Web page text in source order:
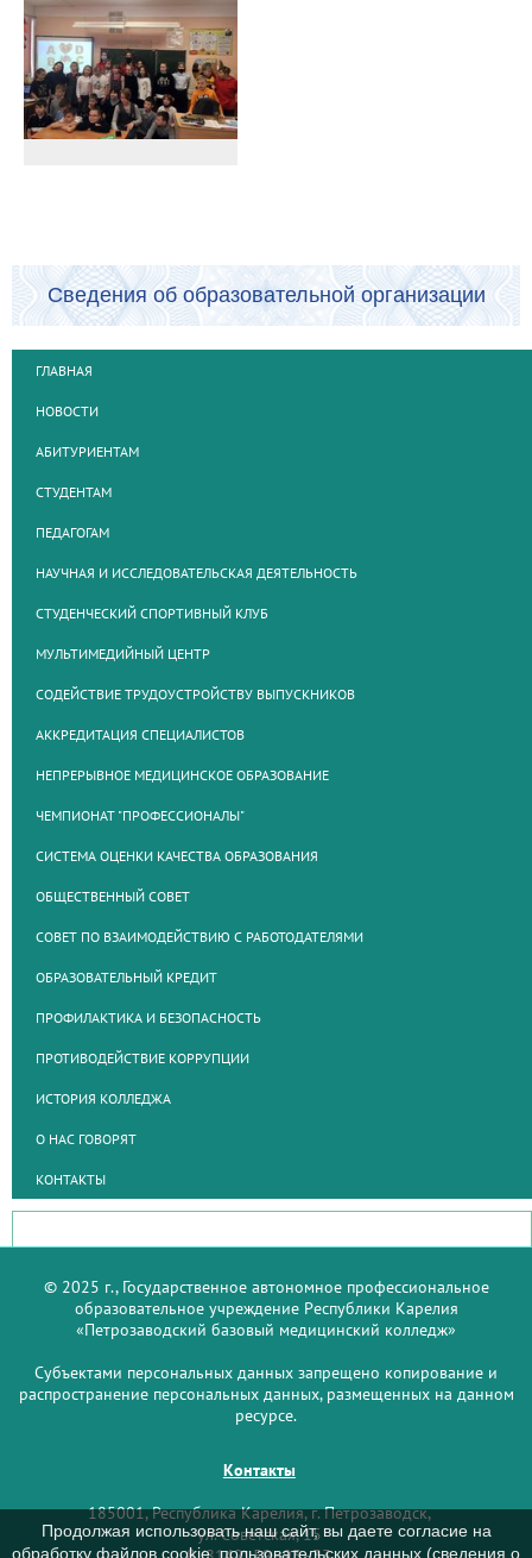
Сведения об образовательной организации
ГЛАВНАЯ
НОВОСТИ
АБИТУРИЕНТАМ
СТУДЕНТАМ
ПЕДАГОГАМ
НАУЧНАЯ И ИССЛЕДОВАТЕЛЬСКАЯ ДЕЯТЕЛЬНОСТЬ
СТУДЕНЧЕСКИЙ СПОРТИВНЫЙ КЛУБ
МУЛЬТИМЕДИЙНЫЙ ЦЕНТР
СОДЕЙСТВИЕ ТРУДОУСТРОЙСТВУ ВЫПУСКНИКОВ
АККРЕДИТАЦИЯ СПЕЦИАЛИСТОВ
НЕПРЕРЫВНОЕ МЕДИЦИНСКОЕ ОБРАЗОВАНИЕ
ЧЕМПИОНАТ "ПРОФЕССИОНАЛЫ"
СИСТЕМА ОЦЕНКИ КАЧЕСТВА ОБРАЗОВАНИЯ
ОБЩЕСТВЕННЫЙ СОВЕТ
СОВЕТ ПО ВЗАИМОДЕЙСТВИЮ С РАБОТОДАТЕЛЯМИ
ОБРАЗОВАТЕЛЬНЫЙ КРЕДИТ
ПРОФИЛАКТИКА И БЕЗОПАСНОСТЬ
ПРОТИВОДЕЙСТВИЕ КОРРУПЦИИ
ИСТОРИЯ КОЛЛЕДЖА
О НАС ГОВОРЯТ
КОНТАКТЫ
© 2025 г., Государственное автономное профессиональное
образовательное учреждение Республики Карелия
«Петрозаводский базовый медицинский колледж»
Субъектами персональных данных запрещено копирование и
распространение персональных данных, размещенных на данном
ресурсе.
Контакты
185001, Республика Карелия, г. Петрозаводск,
ул. Советская, 15
Продолжая использовать наш сайт, вы даете согласие на
обработку файлов cookie, пользовательских данных (сведения о